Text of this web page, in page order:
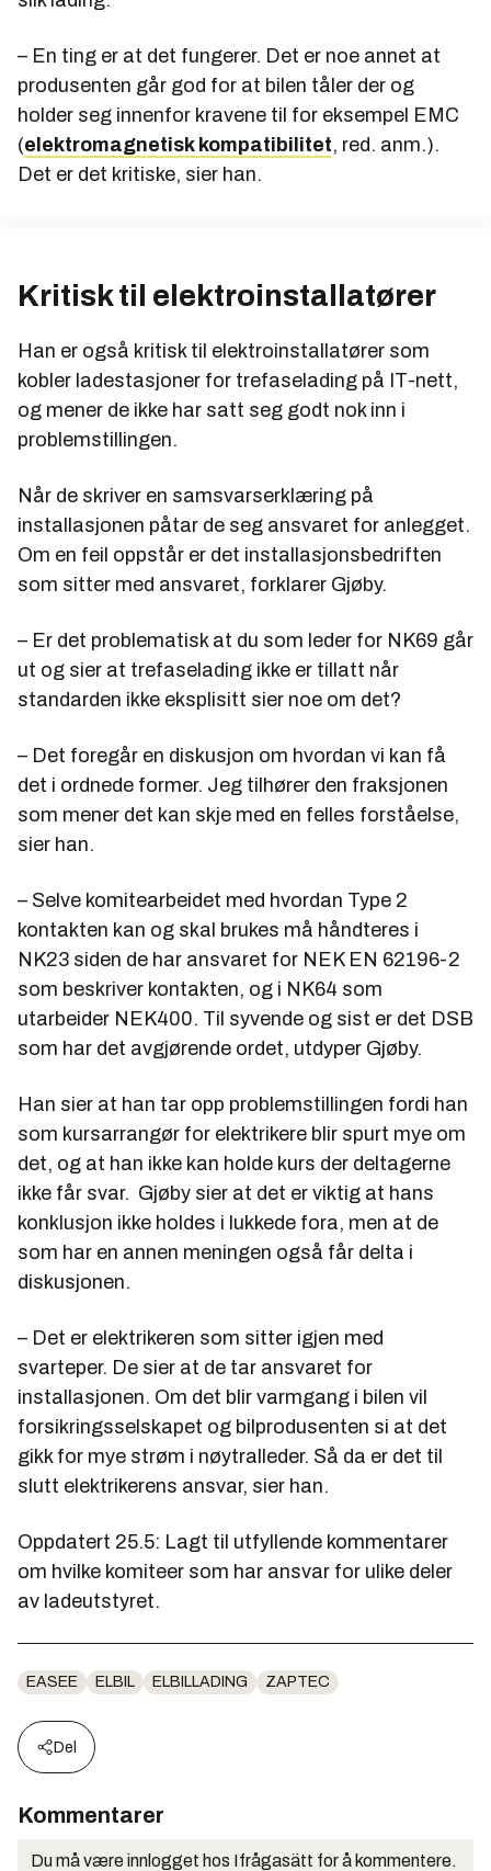
– En ting er at det fungerer. Det er noe annet at
produsenten går god for at bilen tåler der og
holder seg innenfor kravene til for eksempel EMC
(elektromagnetisk kompatibilitet, red. anm.).
Det er det kritiske, sier han.
Kritisk til elektroinstallatører
Han er også kritisk til elektroinstallatører som
kobler ladestasjoner for trefaselading på IT-nett,
og mener de ikke har satt seg godt nok inn i
problemstillingen.
Når de skriver en samsvarserklæring på
installasjonen påtar de seg ansvaret for anlegget.
Om en feil oppstår er det installasjonsbedriften
som sitter med ansvaret, forklarer Gjøby.
– Er det problematisk at du som leder for NK69 går
ut og sier at trefaselading ikke er tillatt når
standarden ikke eksplisitt sier noe om det?
– Det foregår en diskusjon om hvordan vi kan få
det i ordnede former. Jeg tilhører den fraksjonen
som mener det kan skje med en felles forståelse,
sier han.
– Selve komitearbeidet med hvordan Type 2
kontakten kan og skal brukes må håndteres i
NK23 siden de har ansvaret for NEK EN 62196-2
som beskriver kontakten, og i NK64 som
utarbeider NEK400. Til syvende og sist er det DSB
som har det avgjørende ordet, utdyper Gjøby.
Han sier at han tar opp problemstillingen fordi han
som kursarrangør for elektrikere blir spurt mye om
det, og at han ikke kan holde kurs der deltagerne
ikke får svar. Gjøby sier at det er viktig at hans
konklusjon ikke holdes i lukkede fora, men at de
som har en annen meningen også får delta i
diskusjonen.
– Det er elektrikeren som sitter igjen med
svarteper. De sier at de tar ansvaret for
installasjonen. Om det blir varmgang i bilen vil
forsikringsselskapet og bilprodusenten si at det
gikk for mye strøm i nøytralleder. Så da er det til
slutt elektrikerens ansvar, sier han.
Oppdatert 25.5: Lagt til utfyllende kommentarer
om hvilke komiteer som har ansvar for ulike deler
av ladeutstyret.
EASEE ELBIL ELBILLADING ZAPTEC
Del
Kommentarer
Du må være innlogget hos Ifrågasätt for å kommentere.